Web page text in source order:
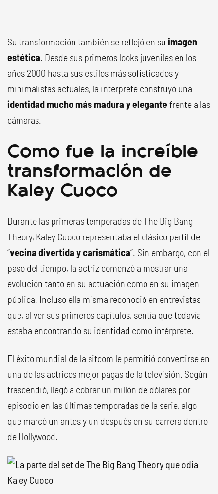
Su transformación también se reflejó en su imagen
estética. Desde sus primeros looks juveniles en los
años 2000 hasta sus estilos más sofisticados y
minimalistas actuales, la interprete construyó una
identidad mucho más madura y elegantefrente a las
cámaras.
Como fue la increíble
transformación de
Kaley Cuoco
Durante las primeras temporadas de The Big Bang
Theory, Kaley Cuoco representaba el clásico perfil de
“vecina divertida y carismática”. Sin embargo, con el
paso del tiempo, la actriz comenzó a mostrar una
evolución tanto en su actuación como en su imagen
pública. Incluso ella misma reconoció en entrevistas
que, al ver sus primeros capítulos, sentía que todavía
estaba encontrando su identidad como intérprete.
El éxito mundial de la sitcom le permitió convertirse en
una de las actrices mejor pagas de la televisión. Según
trascendió, llegó a cobrar un millón de dólares por
episodio en las últimas temporadas de la serie, algo
que marcó un antes y un después en su carrera dentro
de Hollywood.